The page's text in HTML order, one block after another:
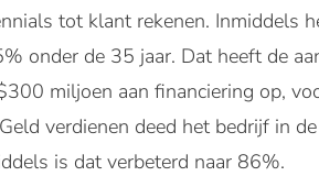
tot klant rekenen. Inmiddels
onder de 35 jaar. Dat heeft de
miljoen aan financiering op,
verdienen deed het bedrijf in
is dat verbeterd naar 86%.